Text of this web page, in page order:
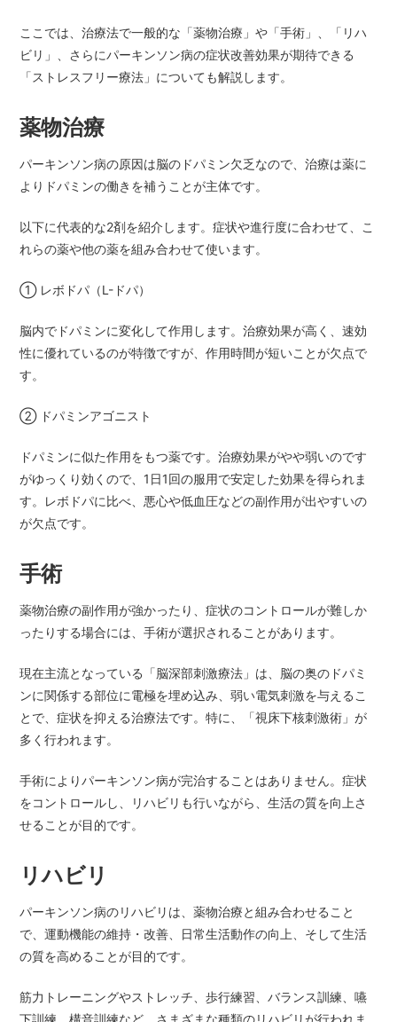
ここでは、治療法で一般的な「薬物治療」や「手術」、「リハ
ビリ」、さらにパーキンソン病の症状改善効果が期待できる
「ストレスフリー療法」についても解説します。
薬物治療
パーキンソン病の原因は脳のドパミン欠乏なので、治療は薬に
よりドパミンの働きを補うことが主体です。
以下に代表的な2剤を紹介します。症状や進行度に合わせて、こ
れらの薬や他の薬を組み合わせて使います。
① レボドパ（L-ドパ）
脳内でドパミンに変化して作用します。治療効果が高く、速効
性に優れているのが特徴ですが、作用時間が短いことが欠点で
す。
② ドパミンアゴニスト
ドパミンに似た作用をもつ薬です。治療効果がやや弱いのです
がゆっくり効くので、1日1回の服用で安定した効果を得られま
す。レボドパに比べ、悪心や低血圧などの副作用が出やすいの
が欠点です。
手術
薬物治療の副作用が強かったり、症状のコントロールが難しか
ったりする場合には、手術が選択されることがあります。
現在主流となっている「脳深部刺激療法」は、脳の奥のドパミ
ンに関係する部位に電極を埋め込み、弱い電気刺激を与えるこ
とで、症状を抑える治療法です。特に、「視床下核刺激術」が
多く行われます。
手術によりパーキンソン病が完治することはありません。症状
をコントロールし、リハビリも行いながら、生活の質を向上さ
せることが目的です。
リハビリ
パーキンソン病のリハビリは、薬物治療と組み合わせること
で、運動機能の維持・改善、日常生活動作の向上、そして生活
の質を高めることが目的です。
筋力トレーニングやストレッチ、歩行練習、バランス訓練、嚥
下訓練、構音訓練など、さまざまな種類のリハビリが行われま